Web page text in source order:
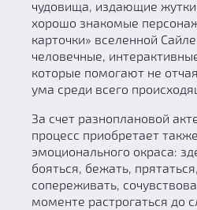
чудовища, издающие
хорошо знакомые
карточки» вселенной
человечные,
которые помогают не
ума среди всего
За счет разноплановой
процесс приобретает
эмоционального окраса:
бояться, бежать,
сопереживать,
моменте растрогаться до